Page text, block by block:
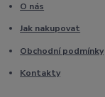
O nás
Jak nakupovat
Obchodní podmínky
Kontakty